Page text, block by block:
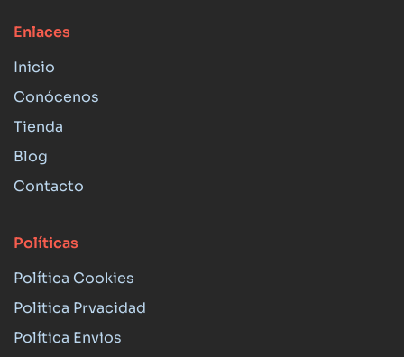
Enlaces
Inicio
Conócenos
Tienda
Blog
Contacto
Políticas
Política Cookies
Politica Prvacidad
Política Envios